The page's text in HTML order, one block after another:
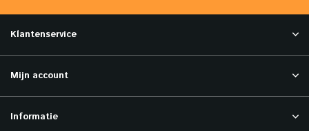
Klantenservice
Mijn account
Informatie